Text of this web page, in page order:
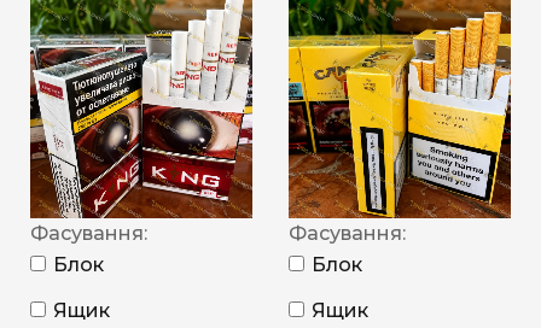
Фасування:
Блок
Ящик
Фасування:
Блок
Ящик